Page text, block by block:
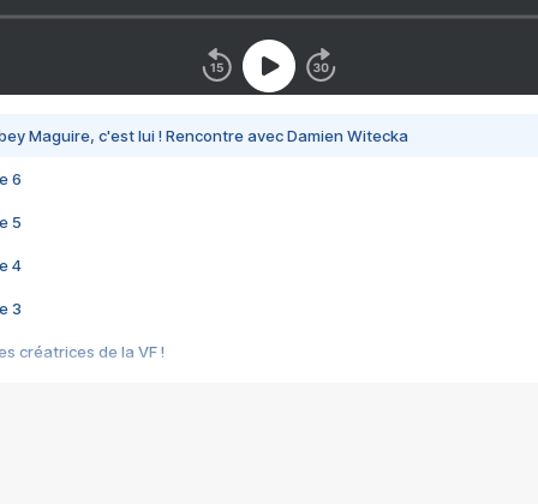
Maguire, c'est lui ! Rencontre avec Damien Witecka
6
5
4
3
créatrices de la VF !